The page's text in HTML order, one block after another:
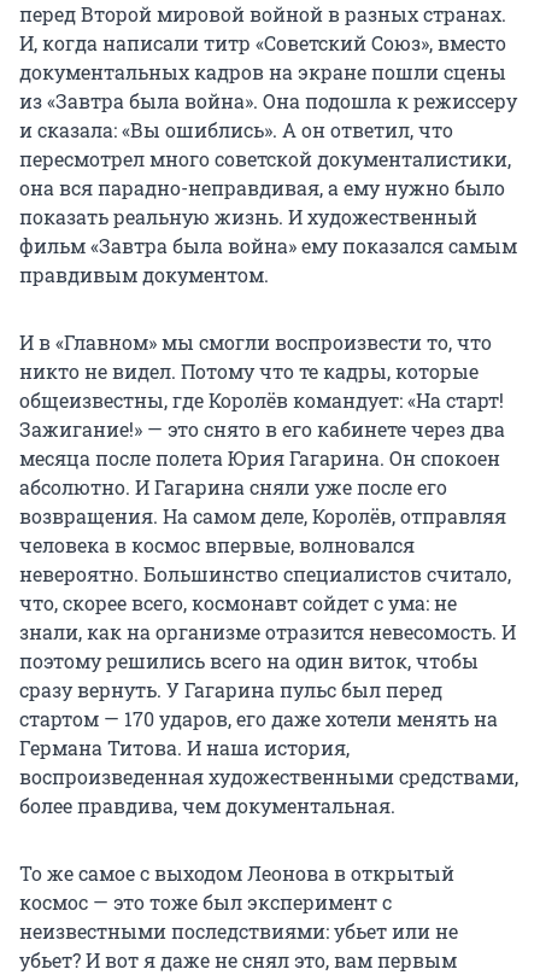
перед Второй мировой войной в разных странах.
И, когда написали титр «Советский Союз», вместо
документальных кадров на экране пошли сцены
из «Завтра была война». Она подошла к режиссеру
и сказала: «Вы ошиблись». А он ответил, что
пересмотрел много советской документалистики,
она вся парадно-неправдивая, а ему нужно было
показать реальную жизнь. И художественный
фильм «Завтра была война» ему показался самым
правдивым документом.
И в «Главном» мы смогли воспроизвести то, что
никто не видел. Потому что те кадры, которые
общеизвестны, где Королёв командует: «На старт!
Зажигание!» — это снято в его кабинете через два
месяца после полета Юрия Гагарина. Он спокоен
абсолютно. И Гагарина сняли уже после его
возвращения. На самом деле, Королёв, отправляя
человека в космос впервые, волновался
невероятно. Большинство специалистов считало,
что, скорее всего, космонавт сойдет с ума: не
знали, как на организме отразится невесомость. И
поэтому решились всего на один виток, чтобы
сразу вернуть. У Гагарина пульс был перед
стартом — 170 ударов, его даже хотели менять на
Германа Титова. И наша история,
воспроизведенная художественными средствами,
более правдива, чем документальная.
То же самое с выходом Леонова в открытый
космос — это тоже был эксперимент с
неизвестными последствиями: убьет или не
убьет? И вот я даже не снял это, вам первым